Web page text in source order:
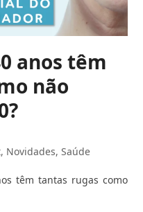
anos têm
não
, Novidades,Saúde
têm tantas rugas como